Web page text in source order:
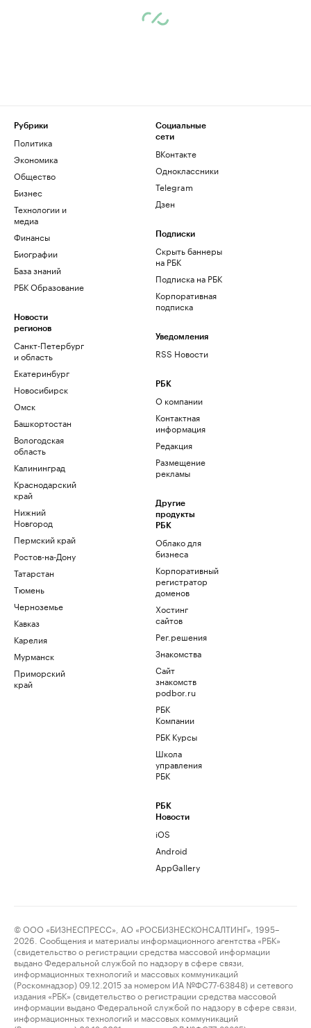
Рубрики
Политика
Экономика
Общество
Бизнес
Технологии и
медиа
Финансы
Биографии
База знаний
РБК Образование
Новости
регионов
Санкт-Петербург
и область
Екатеринбург
Новосибирск
Омск
Башкортостан
Вологодская
область
Калининград
Краснодарский
край
Нижний
Новгород
Пермский край
Ростов-на-Дону
Татарстан
Тюмень
Черноземье
Кавказ
Карелия
Мурманск
Приморский
край
Социальные
сети
ВКонтакте
Одноклассники
Telegram
Дзен
Подписки
Скрыть баннеры
на РБК
Подписка на РБК
Корпоративная
подписка
Уведомления
RSS Новости
РБК
О компании
Контактная
информация
Редакция
Размещение
рекламы
Другие
продукты
РБК
Облако для
бизнеса
Корпоративный
регистратор
доменов
Хостинг
сайтов
Рег.решения
Знакомства
Сайт
знакомств
podbor.ru
РБК
Компании
РБК Курсы
Школа
управления
РБК
РБК
Новости
iOS
Android
AppGallery
© ООО «БИЗНЕСПРЕСС», АО «РОСБИЗНЕСКОНСАЛТИНГ», 1995–
2026. Сообщения и материалы информационного агентства «РБК»
(свидетельство о регистрации средства массовой информации
выдано Федеральной службой по надзору в сфере связи,
информационных технологий и массовых коммуникаций
(Роскомнадзор) 09.12.2015 за номером ИА №ФС77-63848) и сетевого
издания «РБК» (свидетельство о регистрации средства массовой
информации выдано Федеральной службой по надзору в сфере связи,
информационных технологий и массовых коммуникаций